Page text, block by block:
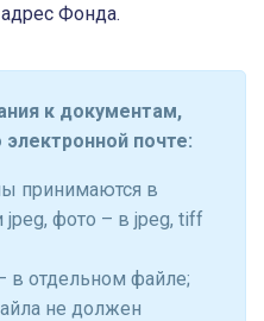
Фонда.
к документам,
почте:
принимаются в
фото – в jpeg, tiff
в отдельном файле;
не должен